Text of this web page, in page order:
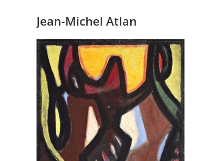
Jean-Michel Atlan